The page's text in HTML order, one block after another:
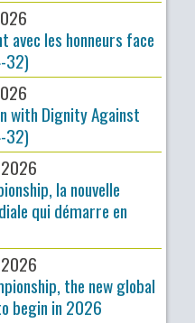
avec les honneurs face
32)
with Dignity Against
32)
la nouvelle
qui démarre en
the new global
begin in 2026